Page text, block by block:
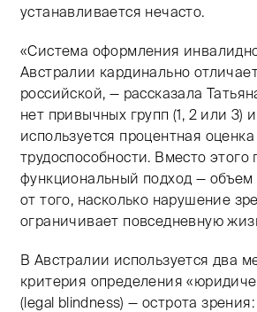
устанавливается нечасто.
«Система оформления
Австралии кардинально
российской, — рассказала
нет привычных групп (1, 2 или 3)
используется процентная
трудоспособности. Вместо этого
функциональный подход —
от того, насколько нарушение
ограничивает повседневную
В Австралии используется два
критерия определения
(legal blindness) — острота